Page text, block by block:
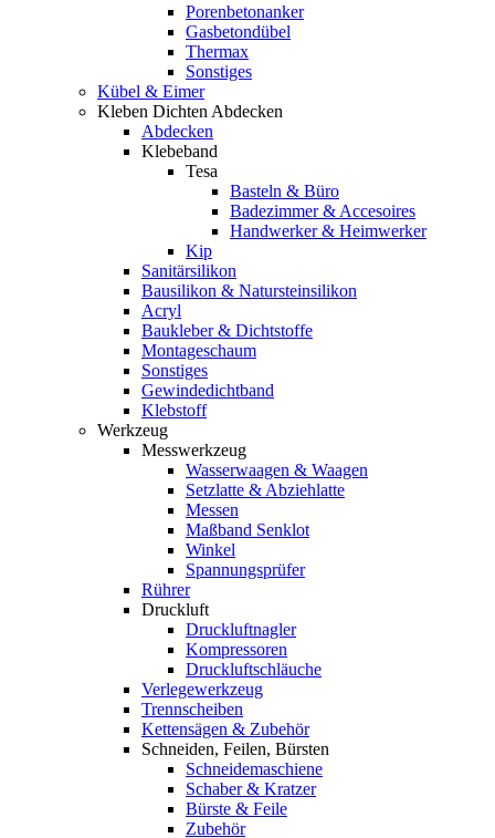
Porenbetonanker
Gasbetondübel
Thermax
Sonstiges
Kübel & Eimer
Kleben Dichten Abdecken
Abdecken
Klebeband
Tesa
Basteln & Büro
Badezimmer & Accesoires
Handwerker & Heimwerker
Kip
Sanitärsilikon
Bausilikon & Natursteinsilikon
Acryl
Baukleber & Dichtstoffe
Montageschaum
Sonstiges
Gewindedichtband
Klebstoff
Werkzeug
Messwerkzeug
Wasserwaagen & Waagen
Setzlatte & Abziehlatte
Messen
Maßband Senklot
Winkel
Spannungsprüfer
Rührer
Druckluft
Druckluftnagler
Kompressoren
Druckluftschläuche
Verlegewerkzeug
Trennscheiben
Kettensägen & Zubehör
Schneiden, Feilen, Bürsten
Schneidemaschiene
Schaber & Kratzer
Bürste & Feile
Zubehör